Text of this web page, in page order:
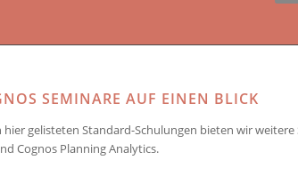
SEMINARE AUF EINEN BLICK
hier gelisteten Standard-Schulungen bieten wir weitere
Cognos Planning Analytics.